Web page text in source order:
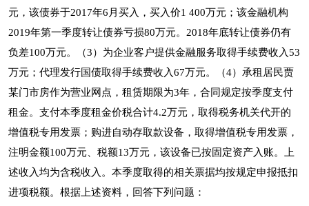
元，该债券于2017年6月买入，买入价1 400万元；该金融机构
2019年第一季度转让债券亏损80万元。2018年底转让债券仍有
负差100万元。（3）为企业客户提供金融服务取得手续费收入53
万元；代理发行国债取得手续费收入67万元。（4）承租居民贾
某门市房作为营业网点，租赁期限为3年，合同规定按季度支付
租金。支付本季度租金价税合计4.2万元，取得税务机关代开的
增值税专用发票；购进自动存取款设备，取得增值税专用发票，
注明金额100万元、税额13万元，该设备已按固定资产入账。上
述收入均为含税收入。本季度取得的相关票据均按规定申报抵扣
进项税额。根据上述资料，回答下列问题：